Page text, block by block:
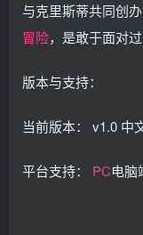
与克里斯蒂共同创
冒险，是敢于面对过
版本与支持：
当前版本： v1.0 中
平台支持： PC电脑